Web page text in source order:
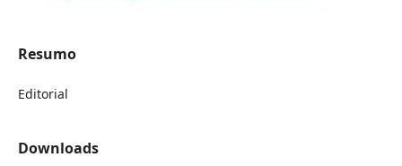
Resumo
Editorial
Downloads